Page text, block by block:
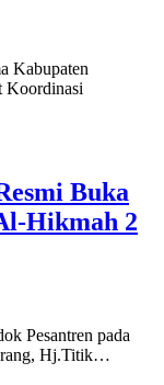
Kabupaten
Koordinasi
Buka
Hikmah 2
Pesantren pada
Hj.Titik…